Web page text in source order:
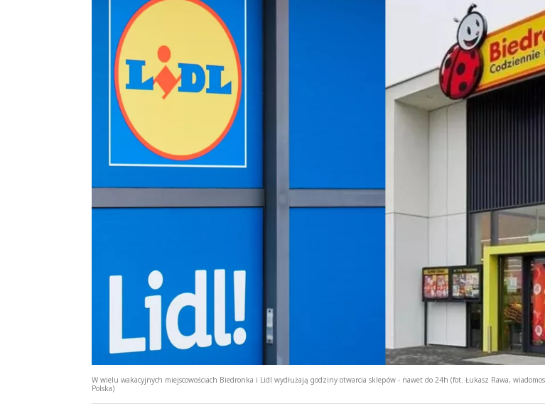
W wielu wakacyjnych miejscowościach Biedronka i Lidl wydłużają godziny otwarcia sklepów - nawet do 24h (fot. Łukasz Rawa,
Polska)